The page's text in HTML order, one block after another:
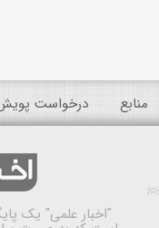
منابع درخواست
"اخبار علمی" یک